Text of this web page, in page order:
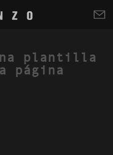
plantilla
página